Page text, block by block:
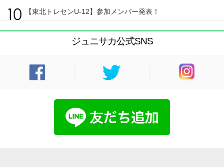
【東北トレセンU-12】参加メンバー発表！
ジュニサカ公式SNS